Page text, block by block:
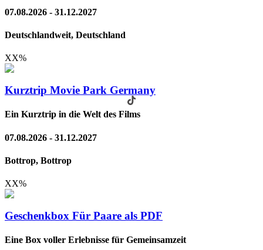
07.08.2026 - 31.12.2027
Deutschlandweit, Deutschland
XX%
Kurztrip Movie Park Germany
Ein Kurztrip in die Welt des Films
07.08.2026 - 31.12.2027
Bottrop, Bottrop
XX%
Geschenkbox Für Paare als PDF
Eine Box voller Erlebnisse für Gemeinsamzeit